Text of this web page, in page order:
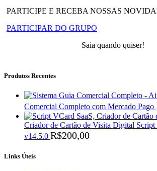
PARTICIPE E RECEBA NOSSAS
PARTICIPAR DO GRUPO
Saia quando quiser!
Produtos Recentes
Comercial Completo com Mercado Pago
Criador de Cartão de Visita Digital Script
v14.5.0 R$200,00
Links Úteis